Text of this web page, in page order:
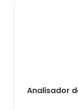
Analisador